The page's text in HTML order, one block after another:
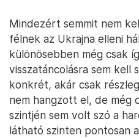
Mindezért semmit nem
félnek az Ukrajna elleni
különösebben még csak
visszatáncolásra sem kell
konkrét, akár csak
nem hangzott el, de még
szintjén sem volt szó a
látható szinten pontosan